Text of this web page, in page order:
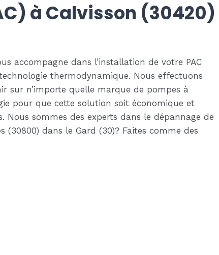
à Calvisson (30420)
accompagne dans l’installation de votre PAC
thermodynamique. Nous effectuons
sur n’importe quelle marque de pompes à
pour que cette solution soit économique et
sommes des experts dans le dépannage de
dans le Gard (30)? Faites comme des